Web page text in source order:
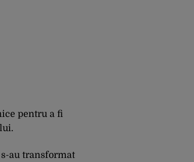
pentru a fi
au transformat